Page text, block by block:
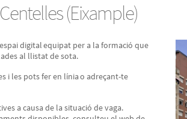
(Eixample)
digital equipat per a la formació que
al llistat de sota.
i les pots fer en línia o adreçant-te
a causa de la situació de vaga.